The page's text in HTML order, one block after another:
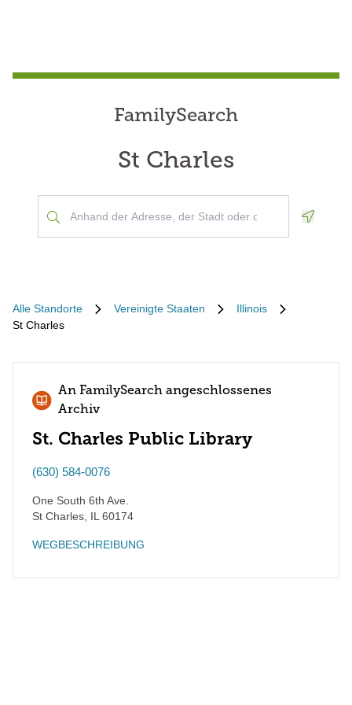
FamilySearch
St Charles
Alle Standorte Vereinigte Staaten
Illinois
St Charles
An FamilySearch angeschlossenes
Archiv
St. Charles Public Library
(630) 584-0076
One South 6th Ave.
St Charles IL 60174
WEGBESCHREIBUNG